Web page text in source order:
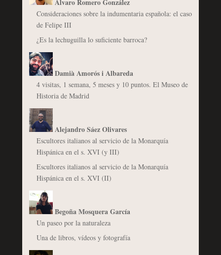
Álvaro Romero González
Consideraciones sobre la indumentaria española: el caso
de Felipe III
¿Es la lechuguilla lo suficiente barroca?
Damià Amorós i Albareda
4 visitas, 1 semana, 5 meses y 10 puntos. El Museo de
Historia de Madrid
Alejandro Sáez Olivares
Escultores italianos al servicio de la Monarquía
Hispánica en el s. XVI (y III)
Escultores italianos al servicio de la Monarquía
Hispánica en el s. XVI (II)
Begoña Mosquera García
Un paseo por la naturaleza
Una de libros, vídeos y fotografía